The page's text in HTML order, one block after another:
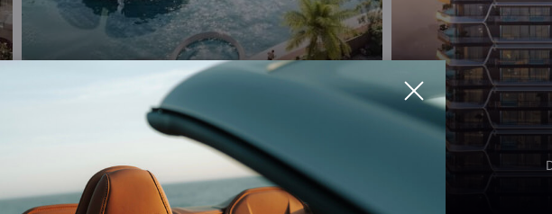
الإمارات العربية المتحدة, Dubai
KNIGHTSBRIDGE